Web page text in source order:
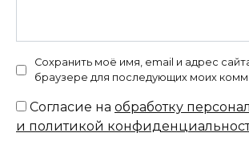
Сохранить моё имя, email и адрес
браузере для последующих моих
Согласие на обработку
и политикой